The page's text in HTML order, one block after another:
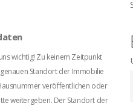
wichtig! Zu keinem Zeitpunkt
Standort der Immobilie
veröffentlichen oder
weitergeben. Der Standort der